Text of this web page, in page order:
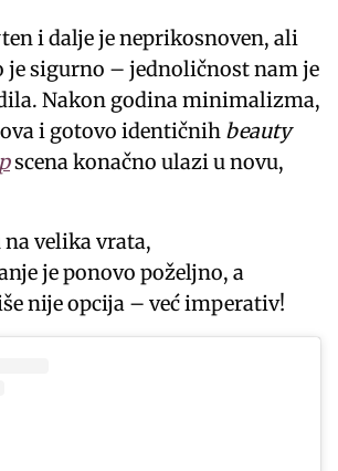
i dalje je neprikosnoven, ali
je sigurno – jednoličnost nam je
Nakon godina minimalizma,
i gotovo identičnih beauty
scena konačno ulazi u novu,
na velika vrata,
je ponovo poželjno, a
nije opcija – već imperativ!